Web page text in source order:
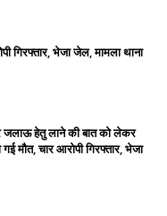
गिरफ्तार, भेजा जेल, मामला थाना
हेतु लाने की बात को लेकर
मौत, चार आरोपी गिरफ्तार, भेजा